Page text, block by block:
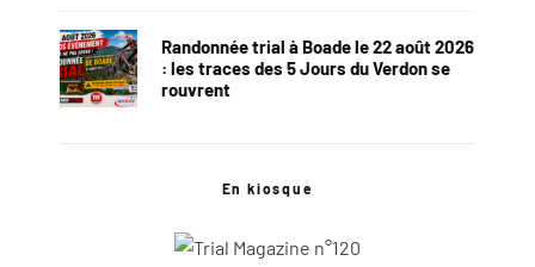
Randonnée trial à Boade le 22 août 2026
: les traces des 5 Jours du Verdon se
rouvrent
En kiosque